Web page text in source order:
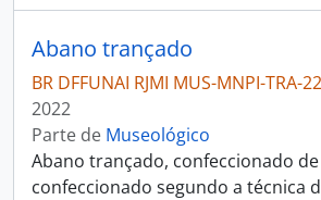
Abano trançado
BR DFFUNAI RJMI MUS-MNPI-TRA-
2022
Parte de Museológico
Abano trançado, confeccionado
confeccionado segundo a técnica